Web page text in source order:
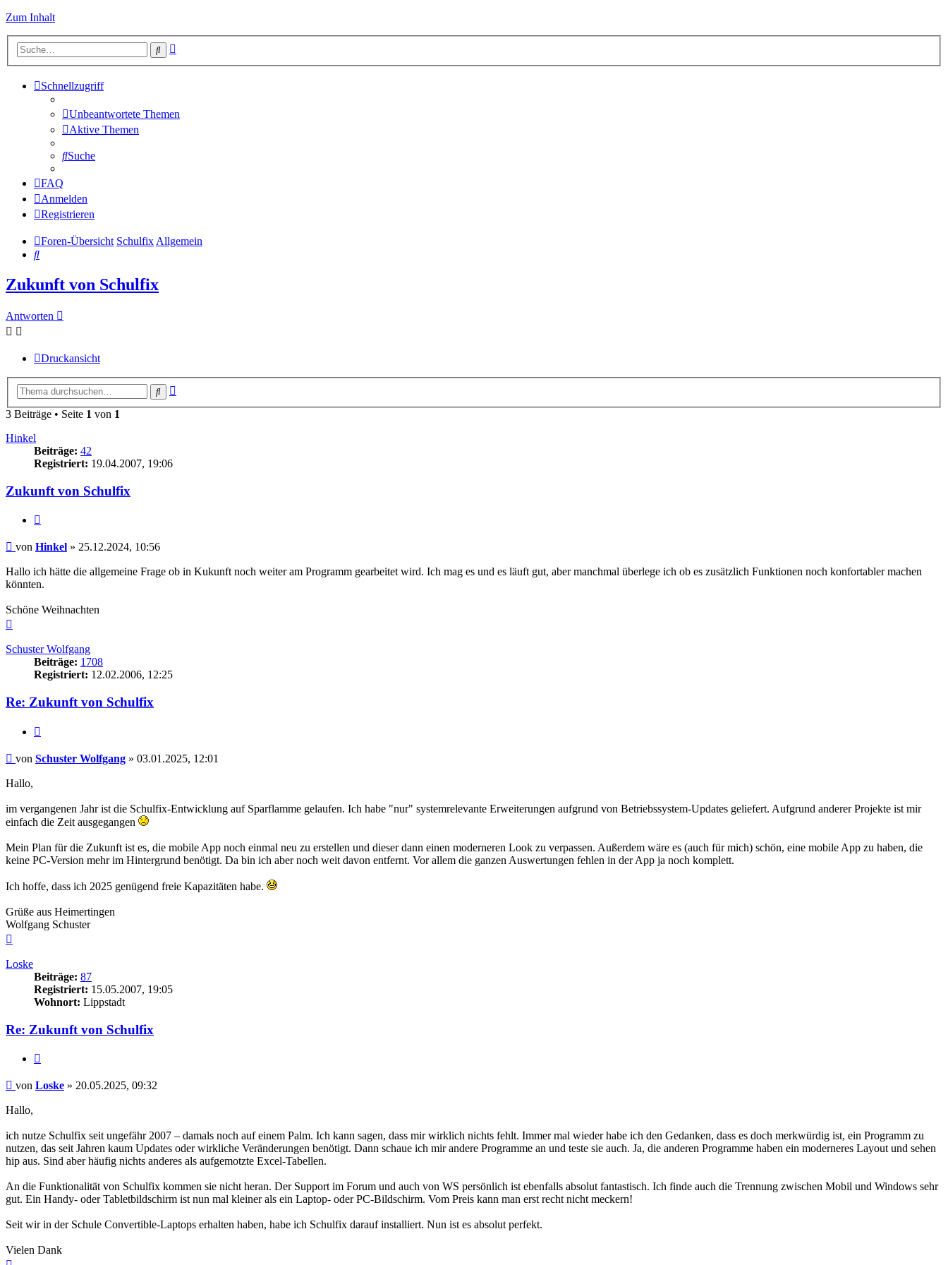
Zum Inhalt
Suche
Schnellzugriff
Unbeantwortete Themen
Aktive Themen
Suche
FAQ
Anmelden
Registrieren
Foren-Übersicht Schulfix Allgemein
Suche
Zukunft von Schulfix
Antworten
Druckansicht
Suche
3 Beiträge • Seite 1 von 1
Hinkel
Beiträge: 42
Registriert: 19.04.2007, 19:06
Zukunft von Schulfix
Beitrag
von Hinkel » 25.12.2024, 10:56
Hallo ich hätte die allgemeine Frage ob in Kukunft noch weiter am Programm gearbeitet wird. Ich mag es und es läuft gut, aber manchmal überlege ich ob es zusätzlich Funktionen noch konfortabler machen
könnten.
Schöne Weihnachten
Schuster Wolfgang
Beiträge: 1708
Registriert: 12.02.2006, 12:25
Re: Zukunft von Schulfix
Beitrag
von Schuster Wolfgang » 03.01.2025, 12:01
Hallo,
im vergangenen Jahr ist die Schulfix-Entwicklung auf Sparflamme gelaufen. Ich habe "nur" systemrelevante Erweiterungen aufgrund von Betriebssystem-Updates geliefert. Aufgrund anderer Projekte ist mir
einfach die Zeit ausgegangen
Mein Plan für die Zukunft ist es, die mobile App noch einmal neu zu erstellen und dieser dann einen moderneren Look zu verpassen. Außerdem wäre es (auch für mich) schön, eine mobile App zu haben, die
keine PC-Version mehr im Hintergrund benötigt. Da bin ich aber noch weit davon entfernt. Vor allem die ganzen Auswertungen fehlen in der App ja noch komplett.
Ich hoffe, dass ich 2025 genügend freie Kapazitäten habe.
Grüße aus Heimertingen
Wolfgang Schuster
Loske
Beiträge: 87
Registriert: 15.05.2007, 19:05
Wohnort: Lippstadt
Re: Zukunft von Schulfix
Beitrag
von Loske » 20.05.2025, 09:32
Hallo,
ich nutze Schulfix seit ungefähr 2007 – damals noch auf einem Palm. Ich kann sagen, dass mir wirklich nichts fehlt. Immer mal wieder habe ich den Gedanken, dass es doch merkwürdig ist, ein Programm zu
nutzen, das seit Jahren kaum Updates oder wirkliche Veränderungen benötigt. Dann schaue ich mir andere Programme an und teste sie auch. Ja, die anderen Programme haben ein moderneres Layout und sehen
hip aus. Sind aber häufig nichts anderes als aufgemotzte Excel-Tabellen.
An die Funktionalität von Schulfix kommen sie nicht heran. Der Support im Forum und auch von WS persönlich ist ebenfalls absolut fantastisch. Ich finde auch die Trennung zwischen Mobil und Windows sehr
gut. Ein Handy- oder Tabletbildschirm ist nun mal kleiner als ein Laptop- oder PC-Bildschirm. Vom Preis kann man erst recht nicht meckern!
Seit wir in der Schule Convertible-Laptops erhalten haben, habe ich Schulfix darauf installiert. Nun ist es absolut perfekt.
Vielen Dank